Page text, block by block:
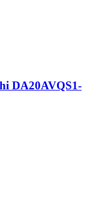
DA20AVQS1-